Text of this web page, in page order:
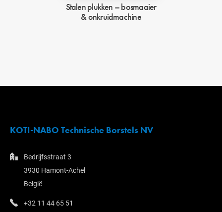
Stalen plukken – bosmaaier
& onkruidmachine
KOTI-NABO Technische Borstels NV
Bedrijfsstraat 3
3930 Hamont-Achel
België
+32 11 44 65 51